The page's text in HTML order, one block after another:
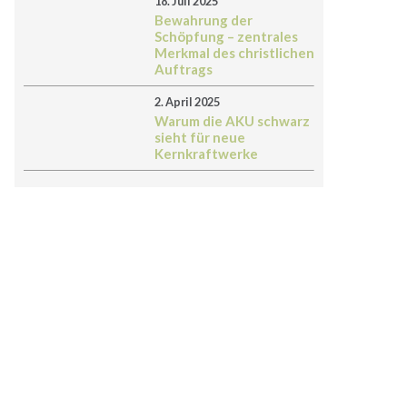
Bewahrung der
Schöpfung – zentrales
Merkmal des christlichen
Auftrags
2. April 2025
Warum die AKU schwarz
sieht für neue
Kernkraftwerke